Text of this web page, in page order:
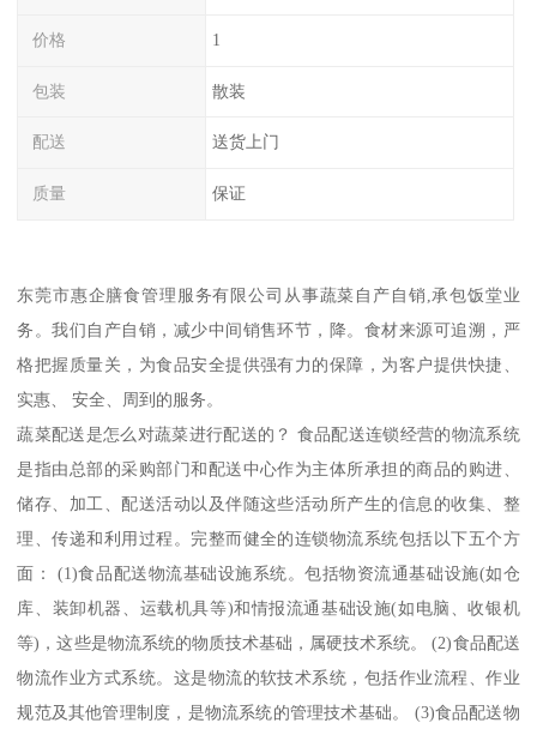
价格 1
包装 散装
配送 送货上门
质量 保证
东莞市惠企膳食管理服务有限公司从事蔬菜自产自销,承包饭堂业
务。我们自产自销，减少中间销售环节，降。食材来源可追溯，严
格把握质量关，为食品安全提供强有力的保障，为客户提供快捷、
实惠、 安全、周到的服务。
蔬菜配送是怎么对蔬菜进行配送的？ 食品配送连锁经营的物流系统
是指由总部的采购部门和配送中心作为主体所承担的商品的购进、
储存、加工、配送活动以及伴随这些活动所产生的信息的收集、整
理、传递和利用过程。完整而健全的连锁物流系统包括以下五个方
面： (1)食品配送物流基础设施系统。包括物资流通基础设施(如仓
库、装卸机器、运载机具等)和情报流通基础设施(如电脑、收银机
等)，这些是物流系统的物质技术基础，属硬技术系统。 (2)食品配送
物流作业方式系统。这是物流的软技术系统，包括作业流程、作业
规范及其他管理制度，是物流系统的管理技术基础。 (3)食品配送物